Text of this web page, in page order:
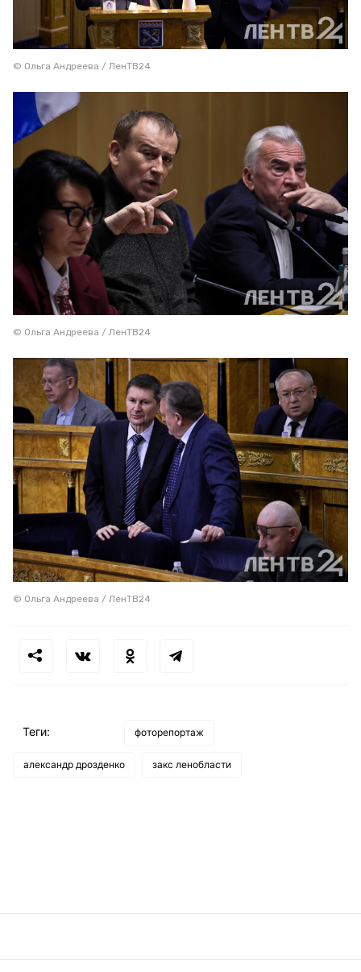
© Ольга Андреева / ЛенТВ24
© Ольга Андреева / ЛенТВ24
© Ольга Андреева / ЛенТВ24
Теги: фоторепортаж
александр дрозденко закс ленобласти